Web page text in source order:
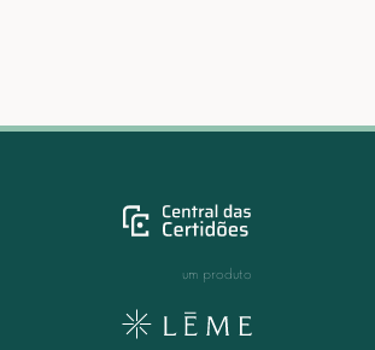
um produto